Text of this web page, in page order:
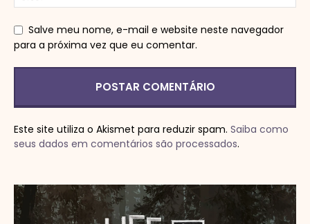
Salve meu nome, e-mail e website neste navegador
para a próxima vez que eu comentar.
Este site utiliza o Akismet para reduzir spam. Saiba como
seus dados em comentários são processados.